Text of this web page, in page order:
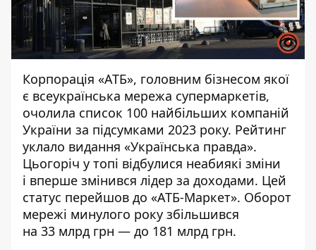
Корпорація «АТБ», головним бізнесом якої
є всеукраїнська мережа супермаркетів,
очолила список 100 найбільших компаній
України за підсумками 2023 року. Рейтинг
уклало видання «Українська правда».
Цьогоріч у топі відбулися неабиякі зміни
і вперше змінився лідер за доходами. Цей
статус перейшов до «АТБ-Маркет». Оборот
мережі минулого року збільшився
на 33 млрд грн — до 181 млрд грн.